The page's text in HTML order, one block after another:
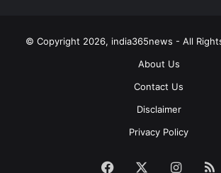
© Copyright 2026, india365news - All
About Us
Contact Us
Disclaimer
Privacy Policy
Facebook